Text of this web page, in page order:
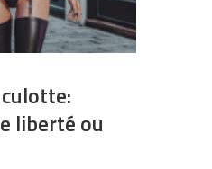
liberté ou